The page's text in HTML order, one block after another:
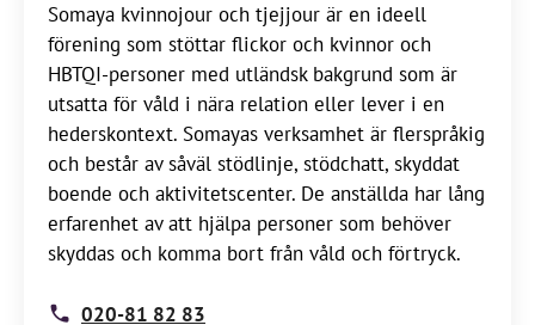
Somaya kvinnojour och tjejjour är en ideell
förening som stöttar flickor och kvinnor och
HBTQI-personer med utländsk bakgrund som är
utsatta för våld i nära relation eller lever i en
hederskontext. Somayas verksamhet är flerspråkig
och består av såväl stödlinje, stödchatt, skyddat
boende och aktivitetscenter. De anställda har lång
erfarenhet av att hjälpa personer som behöver
skyddas och komma bort från våld och förtryck.
020-81 82 83